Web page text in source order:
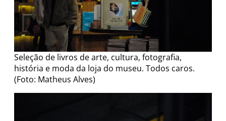
Seleção de livros de arte, cultura, fotografia,
história e moda da loja do museu. Todos caros.
(Foto: Matheus Alves)